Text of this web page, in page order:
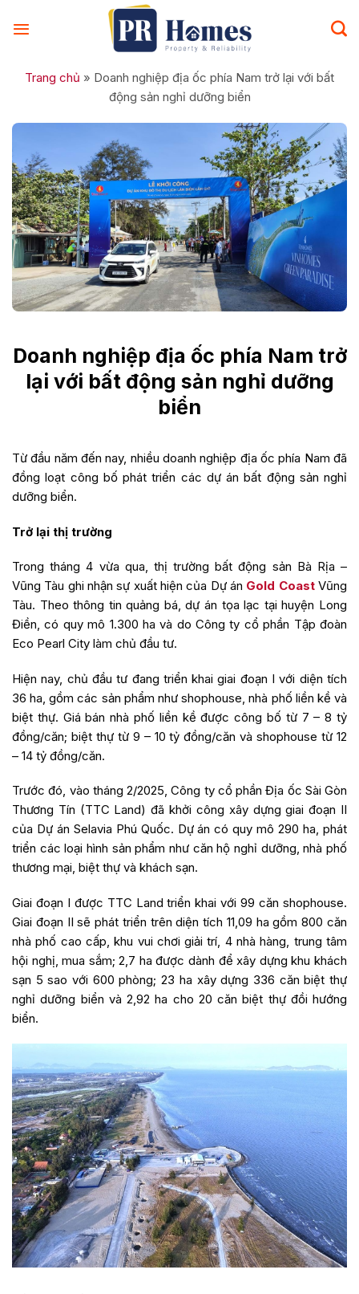
Trang chủ » Doanh nghiệp địa ốc phía Nam trở lại với bất
động sản nghỉ dưỡng biển
Doanh nghiệp địa ốc phía Nam trở
lại với bất động sản nghỉ dưỡng
biển
Từ đầu năm đến nay, nhiều doanh nghiệp địa ốc phía Nam đã
đồng loạt công bố phát triển các dự án bất động sản nghỉ
dưỡng biển.
Trở lại thị trường
Trong tháng 4 vừa qua, thị trường bất động sản Bà Rịa –
Vũng Tàu ghi nhận sự xuất hiện của Dự án Gold CoastVũng
Tàu. Theo thông tin quảng bá, dự án tọa lạc tại huyện Long
Điền, có quy mô 1.300 ha và do Công ty cổ phần Tập đoàn
Eco Pearl City làm chủ đầu tư.
Hiện nay, chủ đầu tư đang triển khai giai đoạn I với diện tích
36 ha, gồm các sản phẩm như shophouse, nhà phố liền kề và
biệt thự. Giá bán nhà phố liền kề được công bố từ 7 – 8 tỷ
đồng/căn; biệt thự từ 9 – 10 tỷ đồng/căn và shophouse từ 12
– 14 tỷ đồng/căn.
Trước đó, vào tháng 2/2025, Công ty cổ phần Địa ốc Sài Gòn
Thương Tín (TTC Land) đã khởi công xây dựng giai đoạn II
của Dự án Selavia Phú Quốc. Dự án có quy mô 290 ha, phát
triển các loại hình sản phẩm như căn hộ nghỉ dưỡng, nhà phố
thương mại, biệt thự và khách sạn.
Giai đoạn I được TTC Land triển khai với 99 căn shophouse.
Giai đoạn II sẽ phát triển trên diện tích 11,09 ha gồm 800 căn
nhà phố cao cấp, khu vui chơi giải trí, 4 nhà hàng, trung tâm
hội nghị, mua sắm; 2,7 ha được dành để xây dựng khu khách
sạn 5 sao với 600 phòng; 23 ha xây dựng 336 căn biệt thự
nghỉ dưỡng biển và 2,92 ha cho 20 căn biệt thự đồi hướng
biển.